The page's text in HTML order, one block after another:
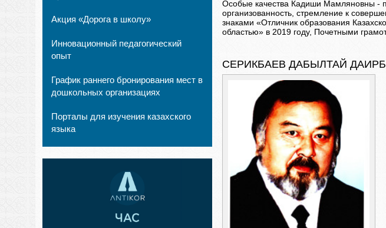
Акция «Дорога в школу»
Инновационный педагогический
опыт
График раннего бронирования мест в
дошкольных организациях
Порталы для изучения казахского
языка
Особые качества Кадиши Мамляновны -
организованность, стремление к
знаками «Отличник образования
областью» в 2019 году, Почетными
СЕРИКБАЕВ ДАБЫЛТАЙ